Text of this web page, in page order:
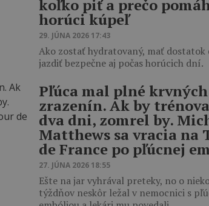
koľko piť a prečo
horúci kúpeľ
29. JÚNA 2026 17:43
Ako zostať hydratovaný, mať dostatok
jazdiť bezpečne aj počas horúcich dní.
Pľúca mal plné krvných
zrazenín. Ak by
dva dni, zomrel by.
Matthews sa vracia na
de France po pľúcnej
27. JÚNA 2026 18:55
Ešte na jar vyhrával preteky, no o
týždňov neskôr ležal v nemocnici s